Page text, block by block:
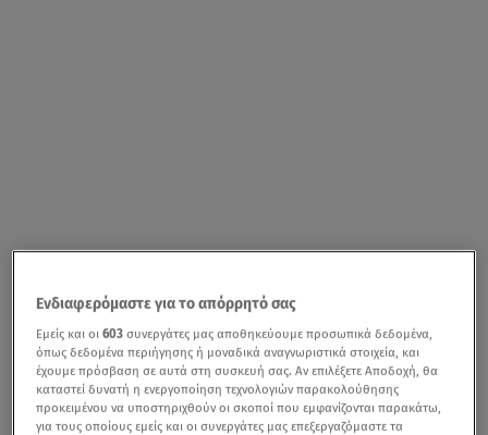
Ενδιαφερόμαστε για το απόρρητό σας
Εμείς και οι603 συνεργάτες μας αποθηκεύουμε προσωπικά δεδομένα,
όπως δεδομένα περιήγησης ή μοναδικά αναγνωριστικά στοιχεία, και
έχουμε πρόσβαση σε αυτά στη συσκευή σας. Αν επιλέξετε Αποδοχή, θα
καταστεί δυνατή η ενεργοποίηση τεχνολογιών παρακολούθησης
προκειμένου να υποστηριχθούν οι σκοποί που εμφανίζονται παρακάτω,
για τους οποίους εμείς και οι συνεργάτες μας επεξεργαζόμαστε τα